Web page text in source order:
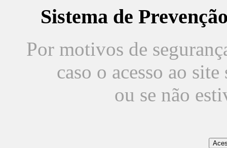
Sistema de
Por motivos de
caso o acesso ao
ou se não